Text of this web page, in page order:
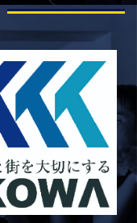
一-
大-
久-
西輝紀